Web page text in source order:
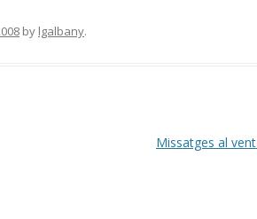
by lgalbany.
Missatges al vent